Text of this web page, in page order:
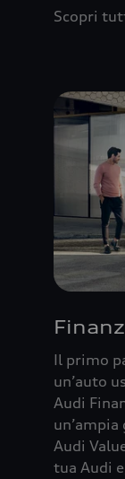
Scopri
Il primo
un’auto
Audi
Audi
tua Audi